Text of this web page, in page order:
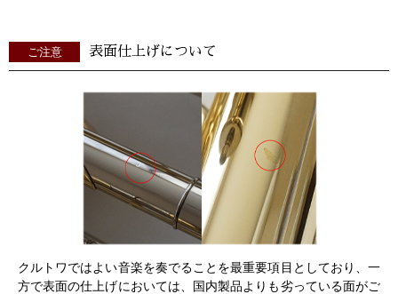
ご注意 表面仕上げについて
クルトワではよい音楽を奏でることを最重要項目としており、一
方で表面の仕上げにおいては、国内製品よりも劣っている面がご